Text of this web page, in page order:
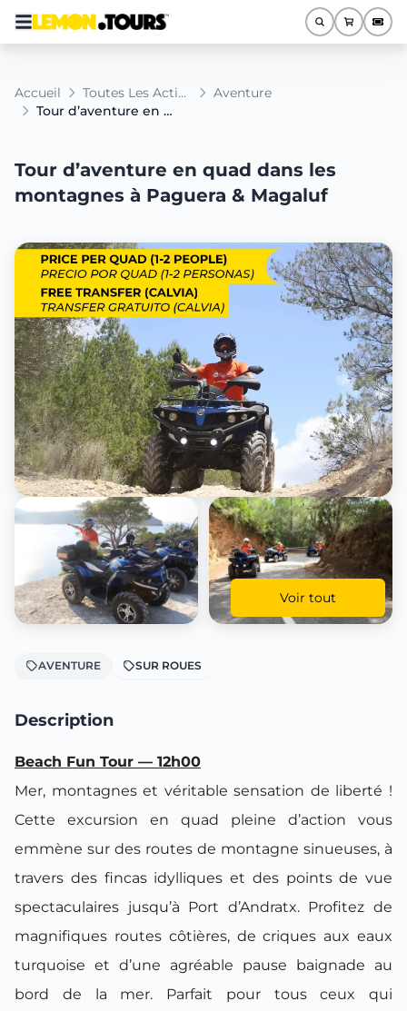
Accueil Toutes Les Activités
Aventure
Tour d’aventure en quad dans les montagnes à Paguera & Magaluf
Tour d’aventure en quad dans les
montagnes à Paguera & Magaluf
Voir tout
AVENTURE SUR ROUES
Description
Beach Fun Tour — 12h00
Mer, montagnes et véritable sensation de liberté !
Cette excursion en quad pleine d’action vous
emmène sur des routes de montagne sinueuses, à
travers des fincas idylliques et des points de vue
spectaculaires jusqu’à Port d’Andratx. Profitez de
magnifiques routes côtières, de criques aux eaux
turquoise et d’une agréable pause baignade au
bord de la mer. Parfait pour tous ceux qui